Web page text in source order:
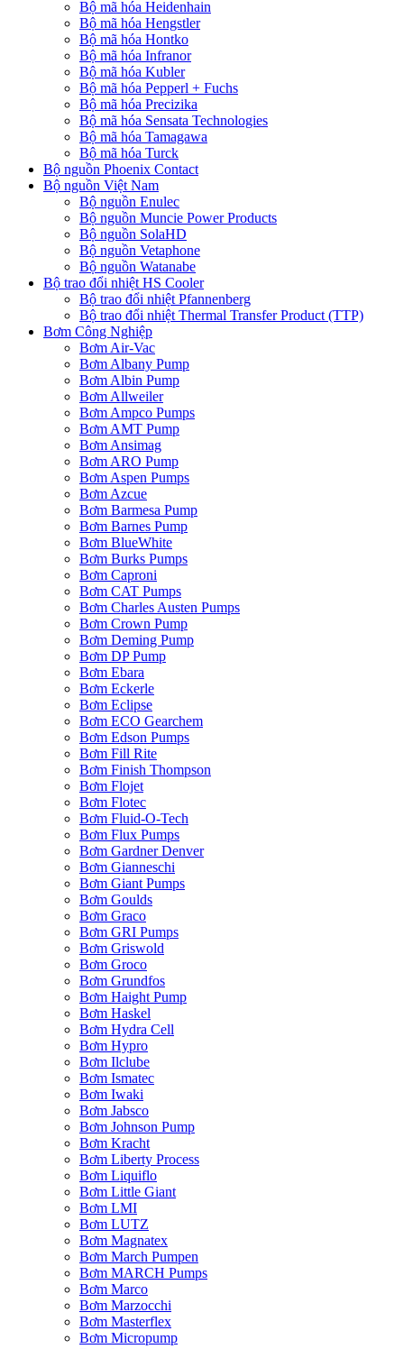
Bộ mã hóa Heidenhain
Bộ mã hóa Hengstler
Bộ mã hóa Hontko
Bộ mã hóa Infranor
Bộ mã hóa Kubler
Bộ mã hóa Pepperl + Fuchs
Bộ mã hóa Precizika
Bộ mã hóa Sensata Technologies
Bộ mã hóa Tamagawa
Bộ mã hóa Turck
Bộ nguồn Phoenix Contact
Bộ nguồn Việt Nam
Bộ nguồn Enulec
Bộ nguồn Muncie Power Products
Bộ nguồn SolaHD
Bộ nguồn Vetaphone
Bộ nguồn Watanabe
Bộ trao đổi nhiệt HS Cooler
Bộ trao đổi nhiệt Pfannenberg
Bộ trao đổi nhiệt Thermal Transfer Product (TTP)
Bơm Công Nghiệp
Bơm Air-Vac
Bơm Albany Pump
Bơm Albin Pump
Bơm Allweiler
Bơm Ampco Pumps
Bơm AMT Pump
Bơm Ansimag
Bơm ARO Pump
Bơm Aspen Pumps
Bơm Azcue
Bơm Barmesa Pump
Bơm Barnes Pump
Bơm BlueWhite
Bơm Burks Pumps
Bơm Caproni
Bơm CAT Pumps
Bơm Charles Austen Pumps
Bơm Crown Pump
Bơm Deming Pump
Bơm DP Pump
Bơm Ebara
Bơm Eckerle
Bơm Eclipse
Bơm ECO Gearchem
Bơm Edson Pumps
Bơm Fill Rite
Bơm Finish Thompson
Bơm Flojet
Bơm Flotec
Bơm Fluid-O-Tech
Bơm Flux Pumps
Bơm Gardner Denver
Bơm Gianneschi
Bơm Giant Pumps
Bơm Goulds
Bơm Graco
Bơm GRI Pumps
Bơm Griswold
Bơm Groco
Bơm Grundfos
Bơm Haight Pump
Bơm Haskel
Bơm Hydra Cell
Bơm Hypro
Bơm Ilclube
Bơm Ismatec
Bơm Iwaki
Bơm Jabsco
Bơm Johnson Pump
Bơm Kracht
Bơm Liberty Process
Bơm Liquiflo
Bơm Little Giant
Bơm LMI
Bơm LUTZ
Bơm Magnatex
Bơm March Pumpen
Bơm MARCH Pumps
Bơm Marco
Bơm Marzocchi
Bơm Masterflex
Bơm Micropump